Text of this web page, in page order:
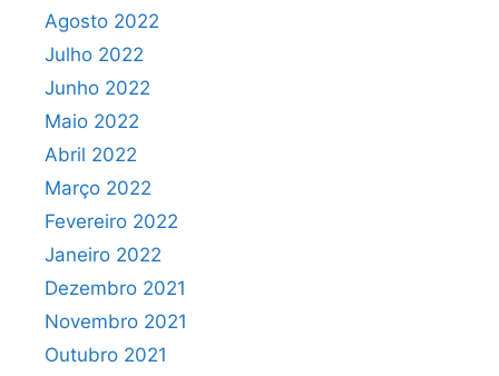
Agosto 2022
Julho 2022
Junho 2022
Maio 2022
Abril 2022
Março 2022
Fevereiro 2022
Janeiro 2022
Dezembro 2021
Novembro 2021
Outubro 2021